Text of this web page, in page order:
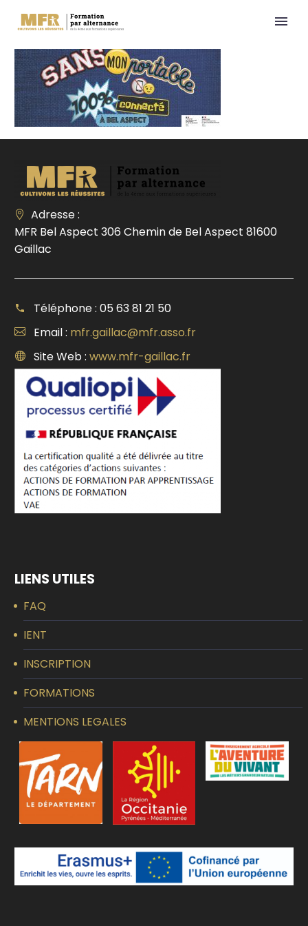
Adresse :
MFR Bel Aspect 306 Chemin de Bel Aspect 81600
Gaillac
Téléphone : 05 63 81 21 50
Email : mfr.gaillac@mfr.asso.fr
Site Web : www.mfr-gaillac.fr
LIENS UTILES
FAQ
IENT
INSCRIPTION
FORMATIONS
MENTIONS LEGALES